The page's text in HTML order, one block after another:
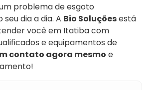
problema de esgoto
dia a dia. A Bio Soluçõesestá
você em Itatiba com
e equipamentos de
contato agora mesmo e